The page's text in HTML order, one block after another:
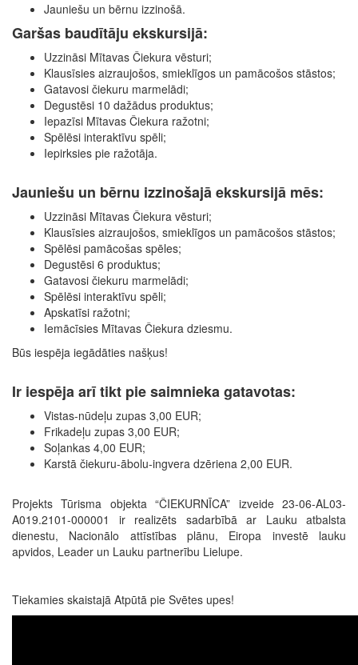
Jauniešu un bērnu izzinošā.
Garšas baudītāju ekskursijā:
Uzzināsi Mītavas Čiekura vēsturi;
Klausīsies aizraujošos, smieklīgos un pamācošos stāstos;
Gatavosi čiekuru marmelādi;
Degustēsi 10 dažādus produktus;
Iepazīsi Mītavas Čiekura ražotni;
Spēlēsi interaktīvu spēli;
Iepirksies pie ražotāja.
Jauniešu un bērnu izzinošajā ekskursijā mēs:
Uzzināsi Mītavas Čiekura vēsturi;
Klausīsies aizraujošos, smieklīgos un pamācošos stāstos;
Spēlēsi pamācošas spēles;
Degustēsi 6 produktus;
Gatavosi čiekuru marmelādi;
Spēlēsi interaktīvu spēli;
Apskatīsi ražotni;
Iemācīsies Mītavas Čiekura dziesmu.
Būs iespēja iegādāties našķus!
Ir iespēja arī tikt pie saimnieka gatavotas:
Vistas-nūdeļu zupas 3,00 EUR;
Frikadeļu zupas 3,00 EUR;
Soļankas 4,00 EUR;
Karstā čiekuru-ābolu-ingvera dzēriena 2,00 EUR.
Projekts Tūrisma objekta “ČIEKURNĪCA” izveide 23-06-AL03-
A019.2101-000001 ir realizēts sadarbībā ar Lauku atbalsta
dienestu, Nacionālo attīstības plānu, Eiropa investē lauku
apvidos, Leader un Lauku partnerību Lielupe.
Tiekamies skaistajā Atpūtā pie Svētes upes!